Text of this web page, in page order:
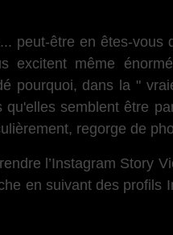
peut-être en êtes-
excitent même
pourquoi, dans la "
semblent être
regorge de
l’Instagram Story
en suivant des profils